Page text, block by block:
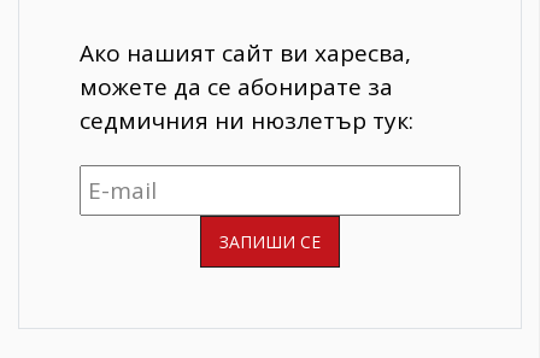
Ако нашият сайт ви харесва,
можете да се абонирате за
седмичния ни нюзлетър тук: